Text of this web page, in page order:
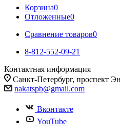
Корзина0
Отложенные0
Сравнение товаров0
8-812-552-09-21
Контактная информация
Санкт-Петербург, проспект
nakatspb@gmail.com
Вконтакте
YouTube